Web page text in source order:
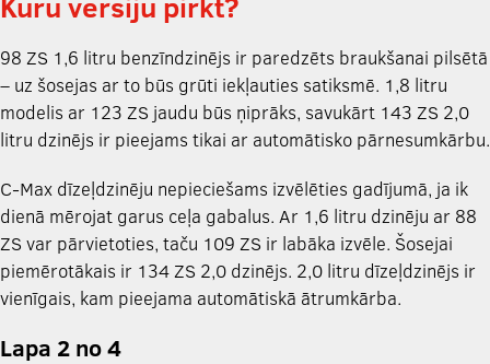
98 ZS 1,6 litru benzīndzinējs ir paredzēts braukšanai pilsētā
– uz šosejas ar to būs grūti iekļauties satiksmē. 1,8 litru
modelis ar 123 ZS jaudu būs ņiprāks, savukārt 143 ZS 2,0
litru dzinējs ir pieejams tikai ar automātisko pārnesumkārbu.
C-Max dīzeļdzinēju nepieciešams izvēlēties gadījumā, ja ik
dienā mērojat garus ceļa gabalus. Ar 1,6 litru dzinēju ar 88
ZS var pārvietoties, taču 109 ZS ir labāka izvēle. Šosejai
piemērotākais ir 134 ZS 2,0 dzinējs. 2,0 litru dīzeļdzinējs ir
vienīgais, kam pieejama automātiskā ātrumkārba.
Lapa 2 no 4